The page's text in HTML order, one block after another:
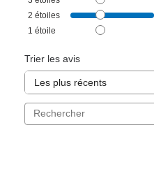
2 étoiles
1 étoile
Trier les avis